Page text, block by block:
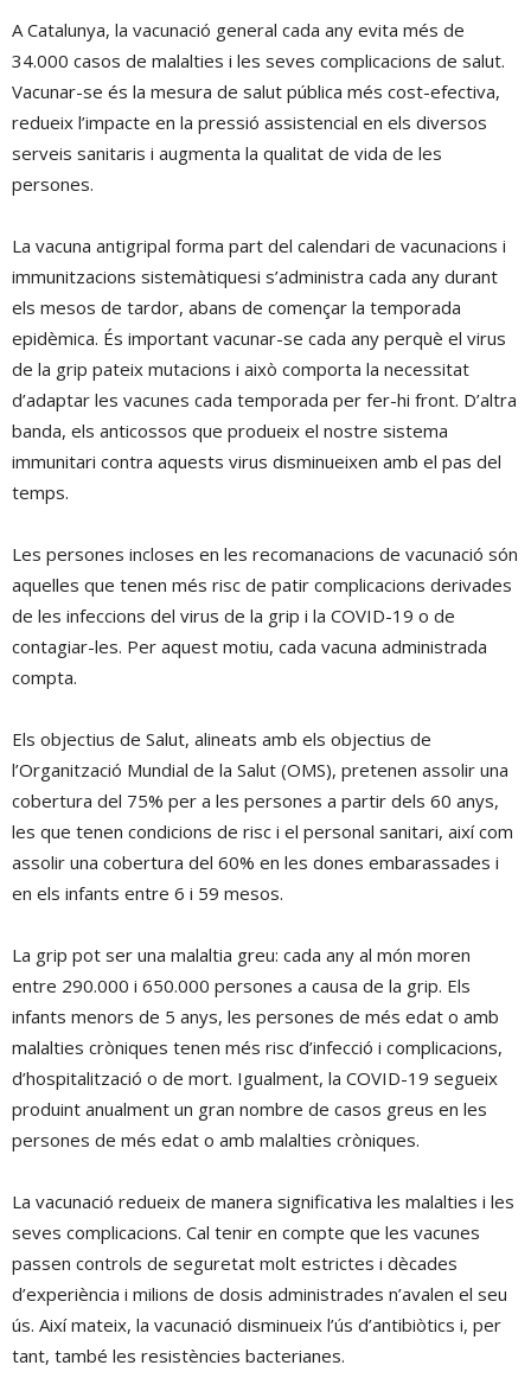
A Catalunya, la vacunació general cada any evita més de
34.000 casos de malalties i les seves complicacions de salut.
Vacunar-se és la mesura de salut pública més cost-efectiva,
redueix l’impacte en la pressió assistencial en els diversos
serveis sanitaris i augmenta la qualitat de vida de les
persones.
La vacuna antigripal forma part del calendari de vacunacions i
immunitzacions sistemàtiquesi s’administra cada any durant
els mesos de tardor, abans de començar la temporada
epidèmica. És important vacunar-se cada any perquè el virus
de la grip pateix mutacions i això comporta la necessitat
d’adaptar les vacunes cada temporada per fer-hi front. D’altra
banda, els anticossos que produeix el nostre sistema
immunitari contra aquests virus disminueixen amb el pas del
temps.
Les persones incloses en les recomanacions de vacunació són
aquelles que tenen més risc de patir complicacions derivades
de les infeccions del virus de la grip i la COVID-19 o de
contagiar-les. Per aquest motiu, cada vacuna administrada
compta.
Els objectius de Salut, alineats amb els objectius de
l’Organització Mundial de la Salut (OMS), pretenen assolir una
cobertura del 75% per a les persones a partir dels 60 anys,
les que tenen condicions de risc i el personal sanitari, així com
assolir una cobertura del 60% en les dones embarassades i
en els infants entre 6 i 59 mesos.
La grip pot ser una malaltia greu: cada any al món moren
entre 290.000 i 650.000 persones a causa de la grip. Els
infants menors de 5 anys, les persones de més edat o amb
malalties cròniques tenen més risc d’infecció i complicacions,
d’hospitalització o de mort. Igualment, la COVID-19 segueix
produint anualment un gran nombre de casos greus en les
persones de més edat o amb malalties cròniques.
La vacunació redueix de manera significativa les malalties i les
seves complicacions. Cal tenir en compte que les vacunes
passen controls de seguretat molt estrictes i dècades
d’experiència i milions de dosis administrades n’avalen el seu
ús. Així mateix, la vacunació disminueix l’ús d’antibiòtics i, per
tant, també les resistències bacterianes.